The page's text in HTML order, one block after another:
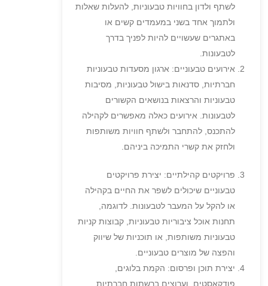
לשתף ולדון בחוויות טבעוניות, להעלות שאלות
ולתמוך אחד בשני במעמדים קשים או
באתגרים שעשויים להיות לפניך בדרך
לטבעונות.
אירועים טבעוניים: ארגון מסעדות טבעוניות
חברתיות, סדנאות בישול טבעוניות, מסיבות
טבעוניות והרצאות בנושאים הקשורים
לטבעונות. אירועים כאלה מאפשרים לקהילה
להתכנס, להתחבר ולשתף חוויות משותפות
ולחזק את קשרי התמיכה ביניהם.
פרויקטים קהילתיים: יצירת פרויקטים
טבעוניים שיכולים לשפר את החיים בקהילה
או להקל על המעבר לטבעונות. לדוגמה,
תחנות אוכל ציבוריות טבעוניות, קבוצות קניות
טבעוניות משותפות, או תוכניות של שיווק
והפצה של מוצרים טבעוניים.
יצירת תוכן ופרסום: הקמת בלוגים,
פודקאסטים, וערוצים ברשתות חברתיות